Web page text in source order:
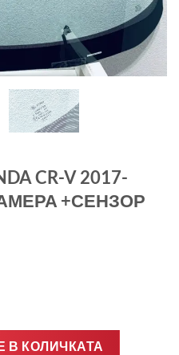
CR-V 2017-
+СЕНЗОР
HONDA CR-V 2017-2022
В КОЛИЧКАТА